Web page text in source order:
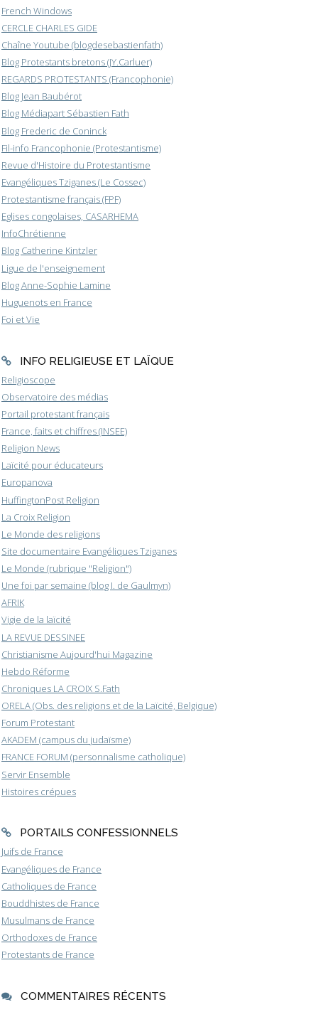
French Windows
CERCLE CHARLES GIDE
Chaîne Youtube (blogdesebastienfath)
Blog Protestants bretons (JY.Carluer)
REGARDS PROTESTANTS (Francophonie)
Blog Jean Baubérot
Blog Médiapart Sébastien Fath
Blog Frederic de Coninck
Fil-info Francophonie (Protestantisme)
Revue d'Histoire du Protestantisme
Evangéliques Tziganes (Le Cossec)
Protestantisme français (FPF)
Eglises congolaises, CASARHEMA
InfoChrétienne
Blog Catherine Kintzler
Ligue de l'enseignement
Blog Anne-Sophie Lamine
Huguenots en France
Foi et Vie
INFO RELIGIEUSE ET LAÏQUE
Religioscope
Observatoire des médias
Portail protestant français
France, faits et chiffres (INSEE)
Religion News
Laïcité pour éducateurs
Europanova
HuffingtonPost Religion
La Croix Religion
Le Monde des religions
Site documentaire Evangéliques Tziganes
Le Monde (rubrique "Religion")
Une foi par semaine (blog I. de Gaulmyn)
AFRIK
Vigie de la laïcité
LA REVUE DESSINEE
Christianisme Aujourd'hui Magazine
Hebdo Réforme
Chroniques LA CROIX S.Fath
ORELA (Obs. des religions et de la Laïcité, Belgique)
Forum Protestant
AKADEM (campus du judaïsme)
FRANCE FORUM (personnalisme catholique)
Servir Ensemble
Histoires crépues
PORTAILS CONFESSIONNELS
Juifs de France
Evangéliques de France
Catholiques de France
Bouddhistes de France
Musulmans de France
Orthodoxes de France
Protestants de France
COMMENTAIRES RÉCENTS